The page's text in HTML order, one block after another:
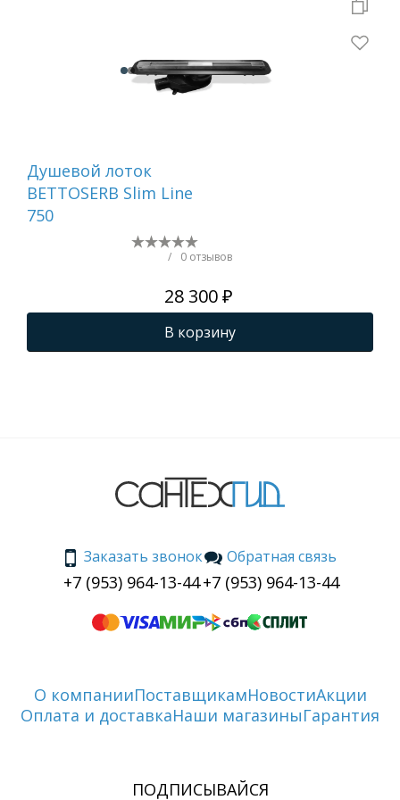
Душевой лоток
BETTOSERB Slim Line
750
/ 0 отзывов
28 300 ₽
В корзину
Заказать звонок
+7 (953) 964-13-44
Обратная связь
+7 (953) 964-13-44
О компанииПоставщикамНовостиАкции
Оплата и доставкаНаши магазиныГарантия
ПОДПИСЫВАЙСЯ